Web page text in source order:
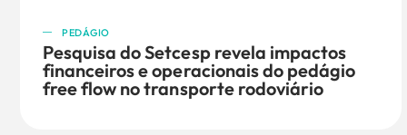
PEDÁGIO
Pesquisa do Setcesp revela impactos
financeiros e operacionais do pedágio
free flow no transporte rodoviário